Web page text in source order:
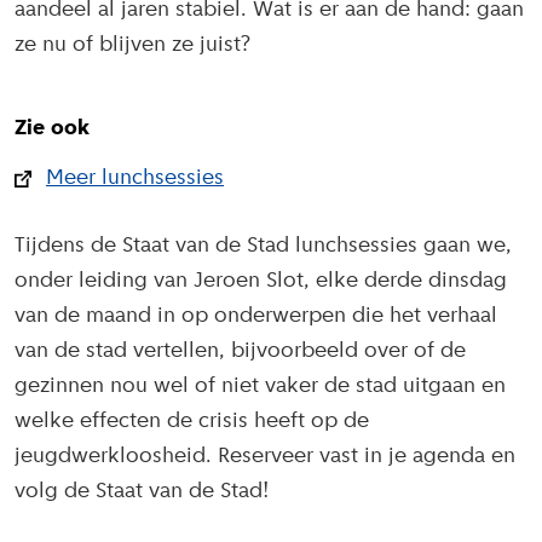
aandeel al jaren stabiel. Wat is er aan de hand: gaan
ze nu of blijven ze juist?
Zie ook
Meer lunchsessies
Tijdens de Staat van de Stad lunchsessies gaan we,
onder leiding van Jeroen Slot, elke derde dinsdag
van de maand in op onderwerpen die het verhaal
van de stad vertellen, bijvoorbeeld over of de
gezinnen nou wel of niet vaker de stad uitgaan en
welke effecten de crisis heeft op de
jeugdwerkloosheid. Reserveer vast in je agenda en
volg de Staat van de Stad!